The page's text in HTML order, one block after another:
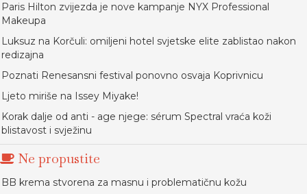
Paris Hilton zvijezda je nove kampanje NYX Professional
Makeupa
Luksuz na Korčuli: omiljeni hotel svjetske elite zablistao nakon
redizajna
Poznati Renesansni festival ponovno osvaja Koprivnicu
Ljeto miriše na Issey Miyake!
Korak dalje od anti - age njege: sérum Spectral vraća koži
blistavost i svježinu
Ne propustite
BB krema stvorena za masnu i problematičnu kožu